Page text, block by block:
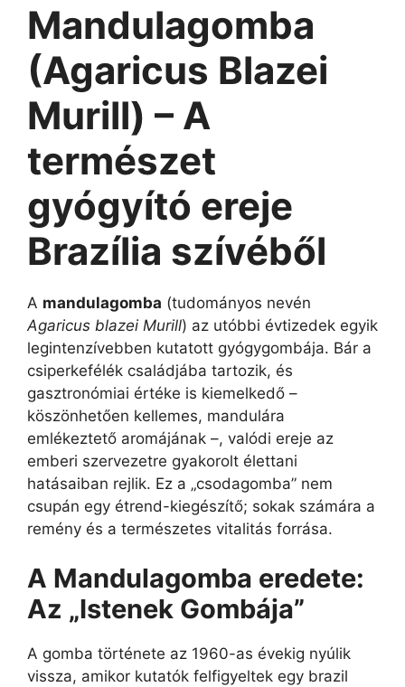
Mandulagomba
(Agaricus Blazei
Murill) – A
természet
gyógyító ereje
Brazília szívéből
A mandulagomba (tudományos nevén
Agaricus blazei Murill) az utóbbi évtizedek egyik
legintenzívebben kutatott gyógygombája. Bár a
csiperkefélék családjába tartozik, és
gasztronómiai értéke is kiemelkedő –
köszönhetően kellemes, mandulára
emlékeztető aromájának –, valódi ereje az
emberi szervezetre gyakorolt élettani
hatásaiban rejlik. Ez a „csodagomba” nem
csupán egy étrend-kiegészítő; sokak számára a
remény és a természetes vitalitás forrása.
A Mandulagomba eredete:
Az „Istenek Gombája”
A gomba története az 1960-as évekig nyúlik
vissza, amikor kutatók felfigyeltek egy brazil